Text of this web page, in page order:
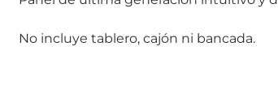
No incluye tablero, cajón ni bancada.